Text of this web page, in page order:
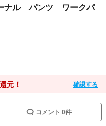
ナル パンツ ワークパ
元！ 確認する
コメント 0件